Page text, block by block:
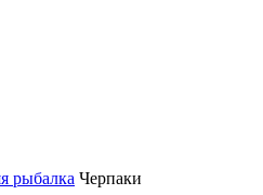
рыбалка Черпаки